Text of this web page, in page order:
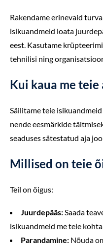
Rakendame erinevaid
isikuandmeid loata
eest. Kasutame
tehnilisi ning
Kui kaua me
Säilitame teie
nende eesmärkide
seaduses sätestatud aja
Millised on teie
Teil on õigus:
Juurdepääs: Saada
isikuandmeid me teie
Parandamine: Nõuda